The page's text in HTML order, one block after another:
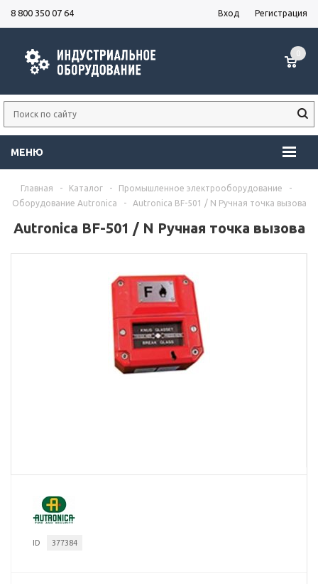
8 800 350 07 64 Вход Регистрация
МЕНЮ
0
Главная - Каталог - Промышленное электрооборудование
-
Оборудование Autronica
- Autronica BF-501 / N Ручная точка вызова
Autronica BF-501 / N Ручная точка вызова
ID 377384